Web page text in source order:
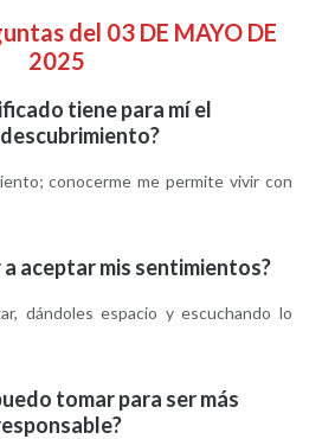
del 03 DE MAYO DE
2025
tiene para mí el
conocerme me permite vivir con
aceptar mis sentimientos?
dándoles espacio y escuchando lo
tomar para ser más